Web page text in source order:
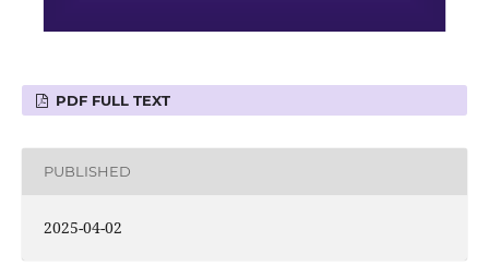
PDF FULL TEXT
PUBLISHED
2025-04-02